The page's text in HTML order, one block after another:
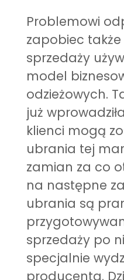
Problemowi
zapobiec także
sprzedaży
model
odzieżowych.
już
klienci mogą
ubrania tej
zamian za co
na następne
ubrania są
sprzedaży po
specjalnie
producenta.